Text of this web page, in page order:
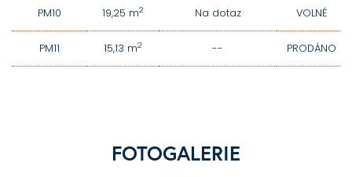
PM10 19,25 m2 Na dotaz VOLNÉ
PM11 15,13 m2 -- PRODÁNO
FOTOGALERIE